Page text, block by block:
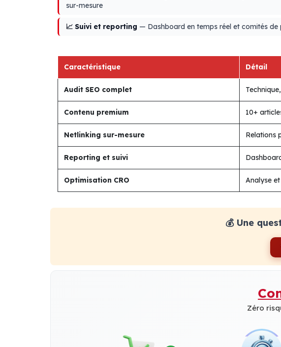
sur-mesure
📈 Suivi et reporting — Dashboard en temps réel et comités de
Caractéristique Détail
Audit SEO complet
Contenu premium 10+
Netlinking sur-mesure Relations
Reporting et suivi
Optimisation CRO Analyse
💰 Une
Zéro